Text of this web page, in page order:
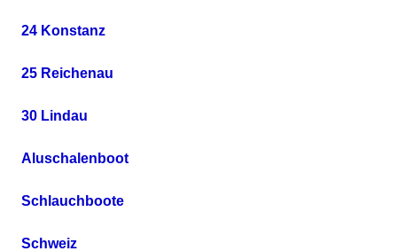
24 Konstanz
25 Reichenau
30 Lindau
Aluschalenboot
Schlauchboote
Schweiz